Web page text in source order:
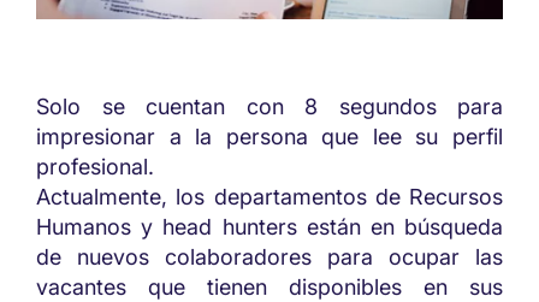
Solo se cuentan con 8 segundos para
impresionar a la persona que lee su perfil
profesional.
Actualmente, los departamentos de Recursos
Humanos y head hunters están en búsqueda
de nuevos colaboradores para ocupar las
vacantes que tienen disponibles en sus